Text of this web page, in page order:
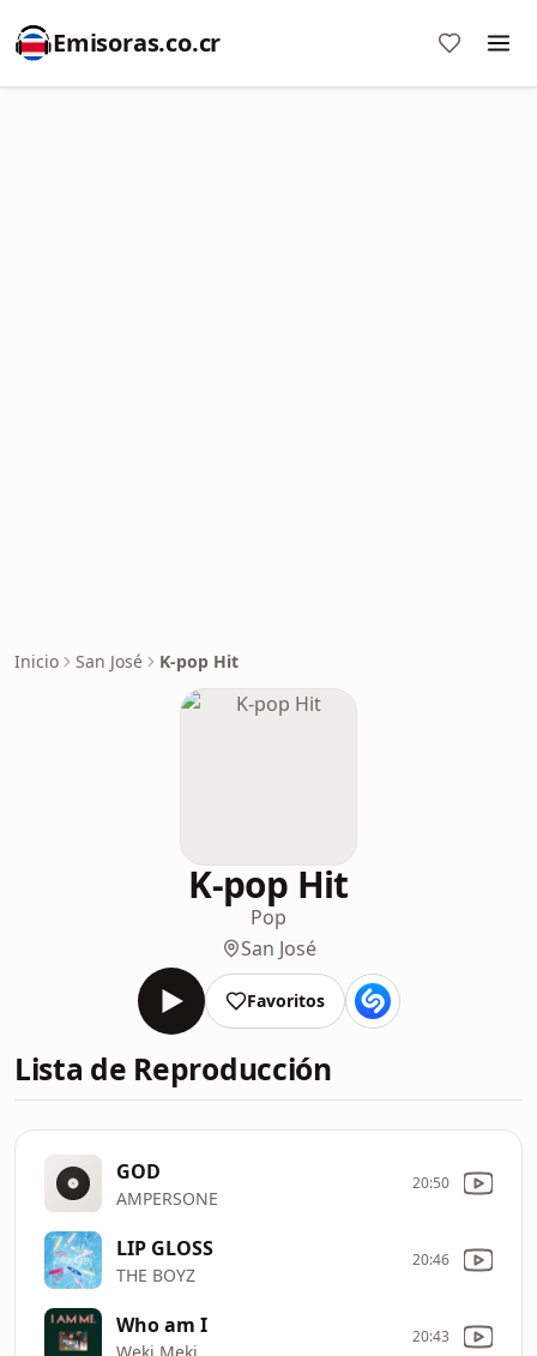
Emisoras.co.cr
Inicio San José K-pop Hit
K-pop Hit
Pop
San José
Favoritos
Lista de Reproducción
GOD
AMPERSONE
20:50
LIP GLOSS
THE BOYZ
20:46
Who am I
Weki Meki
20:43